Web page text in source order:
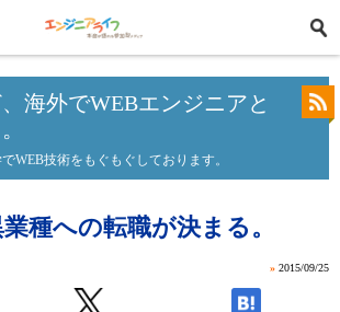
海外でWEBエンジニアと
WEB技術をもぐもぐしております。
種への転職が決まる。
» 2015/09/25